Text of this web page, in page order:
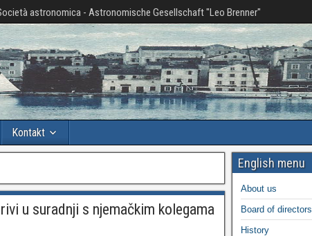
astronomica - Astronomische Gesellschaft "Leo Brenner"
Kontakt
u suradnji s njemačkim kolegama
English menu
About us
Board of directors
History